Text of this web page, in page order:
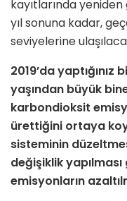
kayıtlarında
yıl sonuna kadar,
seviyelerine
2019’da yaptığınız
yaşından büyük
karbondioksit
ürettiğini ortaya
sisteminin
değişiklik yapılması
emisyonların